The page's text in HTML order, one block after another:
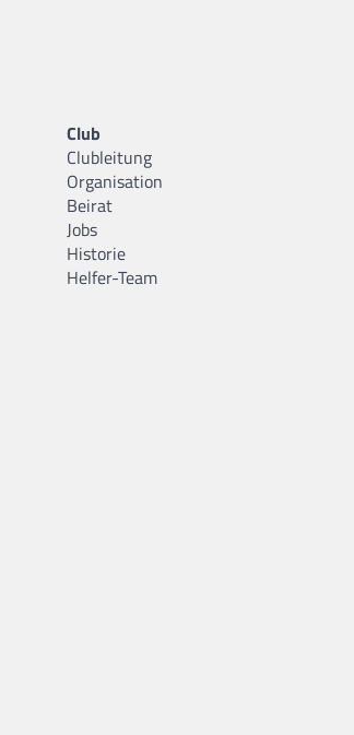
Club
Clubleitung
Organisation
Beirat
Jobs
Historie
Helfer-Team